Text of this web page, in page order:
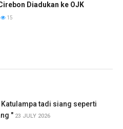
Diadukan ke OJK
15
tadi siang seperti
" 23 JULY 2026